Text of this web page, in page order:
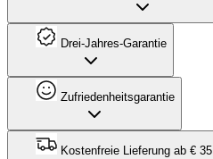
Drei-Jahres-Garantie
Zufriedenheitsgarantie
Kostenfreie Lieferung ab € 35